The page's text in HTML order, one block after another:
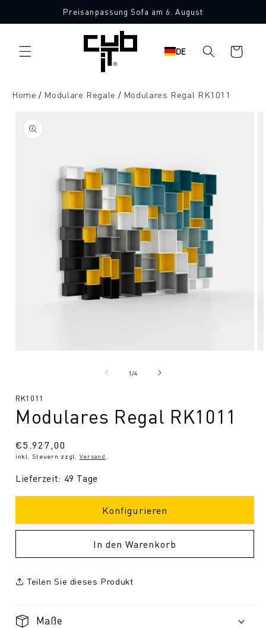
Inhalt
Preisanpassung Sofa am 6. August
DE Warenkorb
Home Modulare Regale Modulares Regal RK1011
1/von
4
SKU:
RK1011
Modulares Regal RK1011
Normaler
Preis
€5.927,00
inkl. Steuern zzgl. Versand
Lieferzeit: 49 Tage
Konfigurieren
In den Warenkorb
Teilen Sie dieses Produkt
Maße